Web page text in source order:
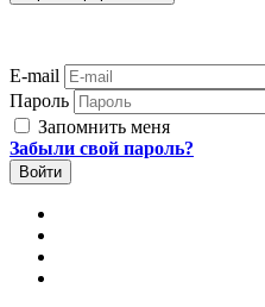
E-mail
Пароль
Запомнить меня
Забыли свой пароль?